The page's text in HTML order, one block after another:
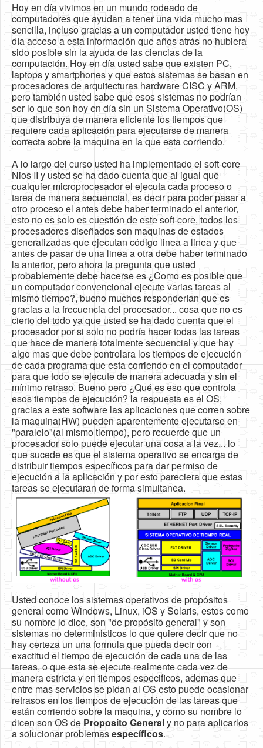
Hoy en día vivimos en un mundo rodeado de
computadores que ayudan a tener una vida mucho mas
sencilla, incluso gracias a un computador usted tiene hoy
día acceso a esta información que años atrás no hubiera
sido posible sin la ayuda de las ciencias de la
computación. Hoy en día usted sabe que existen PC,
laptops y smartphones y que estos sistemas se basan en
procesadores de arquitecturas hardware CISC y ARM,
pero también usted sabe que esos sistemas no podrían
ser lo que son hoy en día sin un Sistema Operativo(OS)
que distribuya de manera eficiente los tiempos que
requiere cada aplicación para ejecutarse de manera
correcta sobre la maquina en la que esta corriendo.
A lo largo del curso usted ha implementado el soft-core
Nios II y usted se ha dado cuenta que al igual que
cualquier microprocesador el ejecuta cada proceso o
tarea de manera secuencial, es decir para poder pasar a
otro proceso el antes debe haber terminado el anterior,
esto no es solo es cuestión de este soft-core, todos los
procesadores diseñados son maquinas de estados
generalizadas que ejecutan código linea a linea y que
antes de pasar de una linea a otra debe haber terminado
la anterior, pero ahora la pregunta que usted
probablemente debe hacerse es ¿Como es posible que
un computador convencional ejecute varias tareas al
mismo tiempo?, bueno muchos responderían que es
gracias a la frecuencia del procesador... cosa que no es
cierto del todo ya que usted se ha dado cuenta que el
procesador por si solo no podría hacer todas las tareas
que hace de manera totalmente secuencial y que hay
algo mas que debe controlara los tiempos de ejecución
de cada programa que esta corriendo en el computador
para que todo se ejecute de manera adecuada y sin el
mínimo retraso. Bueno pero ¿Qué es eso que controla
esos tiempos de ejecución? la respuesta es el OS,
gracias a este software las aplicaciones que corren sobre
la maquina(HW) pueden aparentemente ejecutarse en
"paralelo"(al mismo tiempo), pero recuerde que un
procesador solo puede ejecutar una cosa a la vez... lo
que sucede es que el sistema operativo se encarga de
distribuir tiempos específicos para dar permiso de
ejecución a la aplicación y por esto pareciera que estas
tareas se ejecutaran de forma simultanea.
Usted conoce los sistemas operativos de propósitos
general como Windows, Linux, iOS y Solaris, estos como
su nombre lo dice, son "de propósito general" y son
sistemas no deterministicos lo que quiere decir que no
hay certeza un una formula que pueda decir con
exactitud el tiempo de ejecución de cada una de las
tareas, o que esta se ejecute realmente cada vez de
manera estricta y en tiempos especificos, ademas que
entre mas servicios se pidan al OS esto puede ocasionar
retrasos en los tiempos de ejecución de las tareas que
están corriendo sobre la maquina, y como su nombre lo
dicen son OS de Proposito Generaly no para aplicarlos
a solucionar problemasespecíficos.